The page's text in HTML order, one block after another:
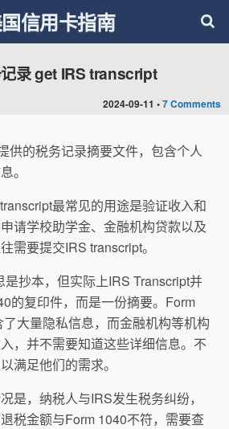
信用卡指南
2024-09-11 •7 Comments
录 get IRS transcript
供的税务记录摘要文件，包含个人
。
最常见的用途是验证收入和
请学校助学金、金融机构贷款以及
需要提交IRS transcript。
抄本，但实际上IRS Transcript并
的复印件，而是一份摘要。Form
大量隐私信息，而金融机构等机构
，并不需要知道这些详细信息。不
满足他们的需求。
是，纳税人与IRS发生税务纠纷，
税金额与Form 1040不符，需要查